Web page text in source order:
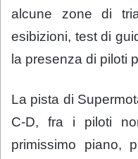
alcune zone di
esibizioni, test di
la presenza di piloti
La pista di
C-D, fra i piloti
primissimo piano,